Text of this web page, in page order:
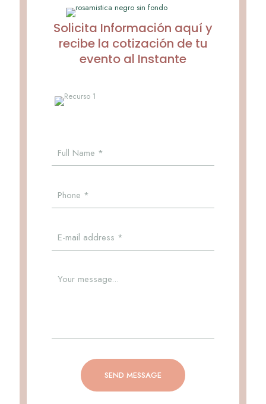
Solicita Información aquí y
recibe la cotización de tu
evento al Instante